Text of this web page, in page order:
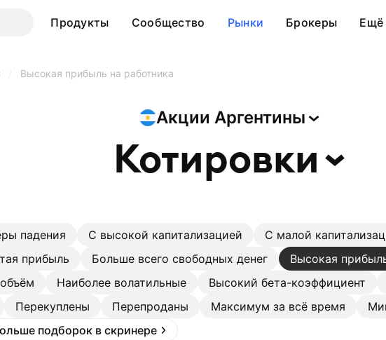
Продукты Сообщество Рынки Брокеры Ещё
Высокая прибыль на работника
Акции Аргентины
Котировки
падения С высокой капитализацией С малой
прибыль Больше всего свободных денег Высокая
Наиболее волатильные Высокий бета-коэффициент
Перекуплены Перепроданы Максимум за всё время
подборок в скринере